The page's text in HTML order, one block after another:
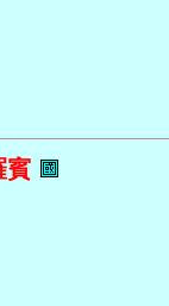
賓